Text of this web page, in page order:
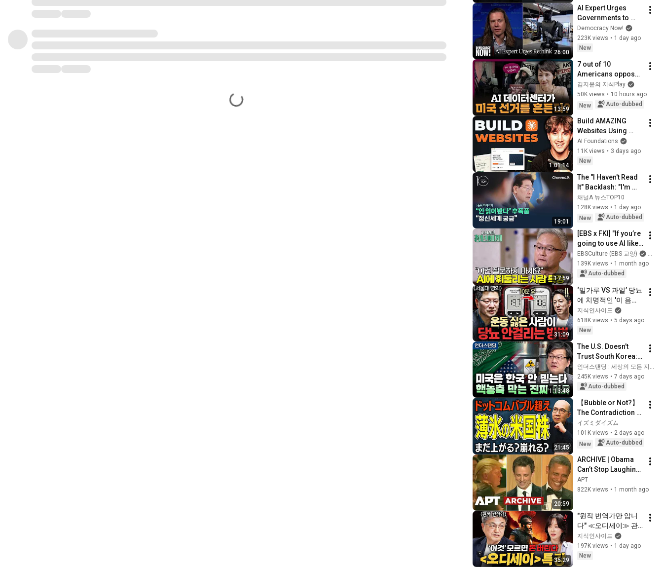
26:00
AI Expert Urges
Governments to
Bring Development
to "Grinding Halt"
Amid Fears of
Democracy Now!
223K views • 1 day ago
New
13:59
7 out of 10
Americans oppose
AI data centers?
김지윤의 지식Play
50K views • 10 hours ago
New
Auto-dubbed
1:01:14
Build AMAZING
Websites Using
Claude Code! (Full
Guide)
AI Foundations
11K views • 3 days ago
New
19:01
The "I Haven't Read
It" Backlash: "I'm
Curious About Their
Mindset" / Channel A
/ News TOP 10
채널A 뉴스TOP10
128K views • 1 day ago
New
Auto-dubbed
17:59
[EBS x FKI] "If you’re
going to use AI like
this, don’t use it at
all": Traits of wise
people who...
EBSCulture (EBS 교양)
and
139K views • 1 month ago
Auto-dubbed
31:09
‘밀가루 VS 과일’ 당뇨
에 치명적인 '이 음
식'ㅣ지식인초대석
EP.156 (이승훈 교수
2부)
지식인사이드
618K views • 5 days ago
New
1:13:48
The U.S. Doesn't
Trust South Korea:
The Real Reason
Behind Blocking
Only Korea from
언더스탠딩 : 세상의 모든 지식
245K views • 7 days ago
Auto-dubbed
21:45
【Bubble or Not?】
The Contradiction
US Stockholders
Need to Know Right
Now | A Thorough
イズミダイズム
101K views • 2 days ago
New
Auto-dubbed
20:59
ARCHIVE | Obama
Can’t Stop Laughing
as Seth Meyers
DESTROYS Trump:
APT
822K views • 1 month ago
35:29
"원작 번역가만 압니
다" ≪오디세이≫ 관
람 전 필수 세계관 총
정리ㅣ지식인 클래스
EP.13 (김헌 교수)
지식인사이드
197K views • 1 day ago
New